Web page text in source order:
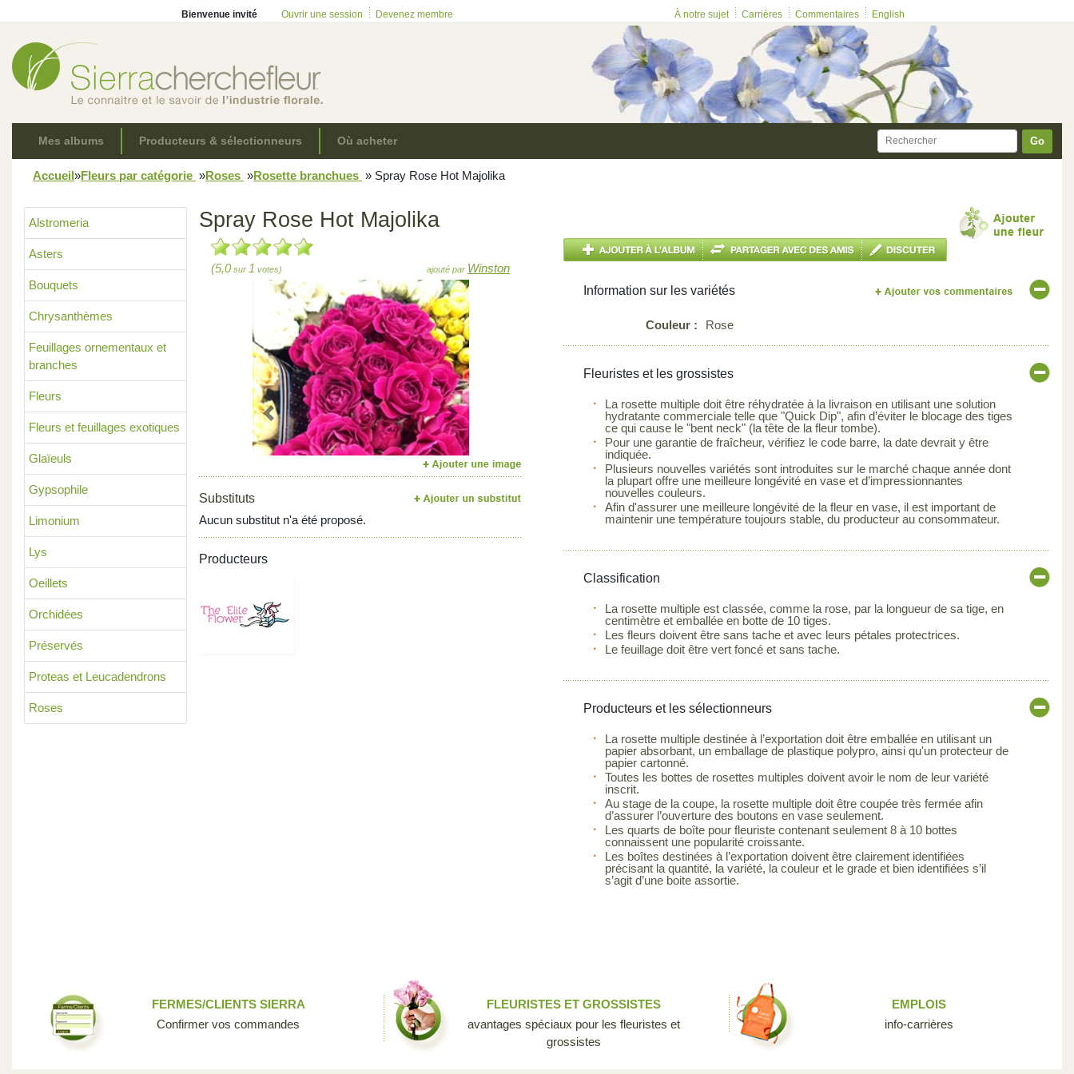
Bienvenue invité Ouvrir une session Devenez membre À notre sujet Carrières Commentaires English
Mes albums Producteurs & sélectionneurs Où acheter Go
Accueil»Fleurs par catégorie »Roses »Rosette branchues » Spray Rose Hot Majolika
Alstromeria
Asters
Bouquets
Chrysanthèmes
Feuillages ornementaux et
branches
Fleurs
Fleurs et feuillages exotiques
Glaïeuls
Gypsophile
Limonium
Lys
Oeillets
Orchidées
Préservés
Proteas et Leucadendrons
Roses
Spray Rose Hot Majolika
(5,0sur 1 votes) ajouté par Winston
Previous Next
Substituts
Aucun substitut n'a été proposé.
Producteurs
Information sur les variétés
Couleur : Rose
Fleuristes et les grossistes
La rosette multiple doit être réhydratée à la livraison en utilisant une solution
hydratante commerciale telle que "Quick Dip", afin d’éviter le blocage des tiges
ce qui cause le "bent neck" (la tête de la fleur tombe).
Pour une garantie de fraîcheur, vérifiez le code barre, la date devrait y être
indiquée.
Plusieurs nouvelles variétés sont introduites sur le marché chaque année dont
la plupart offre une meilleure longévité en vase et d’impressionnantes
nouvelles couleurs.
Afin d'assurer une meilleure longévité de la fleur en vase, il est important de
maintenir une température toujours stable, du producteur au consommateur.
Classification
La rosette multiple est classée, comme la rose, par la longueur de sa tige, en
centimètre et emballée en botte de 10 tiges.
Les fleurs doivent être sans tache et avec leurs pétales protectrices.
Le feuillage doit être vert foncé et sans tache.
Producteurs et les sélectionneurs
La rosette multiple destinée à l’exportation doit être emballée en utilisant un
papier absorbant, un emballage de plastique polypro, ainsi qu'un protecteur de
papier cartonné.
Toutes les bottes de rosettes multiples doivent avoir le nom de leur variété
inscrit.
Au stage de la coupe, la rosette multiple doit être coupée très fermée afin
d’assurer l’ouverture des boutons en vase seulement.
Les quarts de boîte pour fleuriste contenant seulement 8 à 10 bottes
connaissent une popularité croissante.
Les boîtes destinées à l’exportation doivent être clairement identifiées
précisant la quantité, la variété, la couleur et le grade et bien identifiées s’il
s’agit d’une boite assortie.
FERMES/CLIENTS SIERRA
Confirmer vos commandes
FLEURISTES ET GROSSISTES
avantages spéciaux pour les fleuristes et
grossistes
EMPLOIS
info-carrières